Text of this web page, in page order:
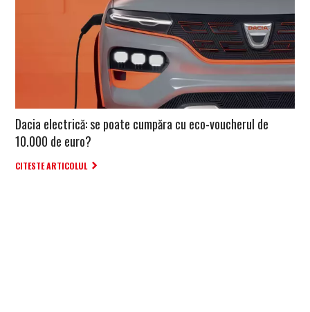
Dacia electrică: se poate cumpăra cu eco-voucherul de
10.000 de euro?
CITESTE ARTICOLUL